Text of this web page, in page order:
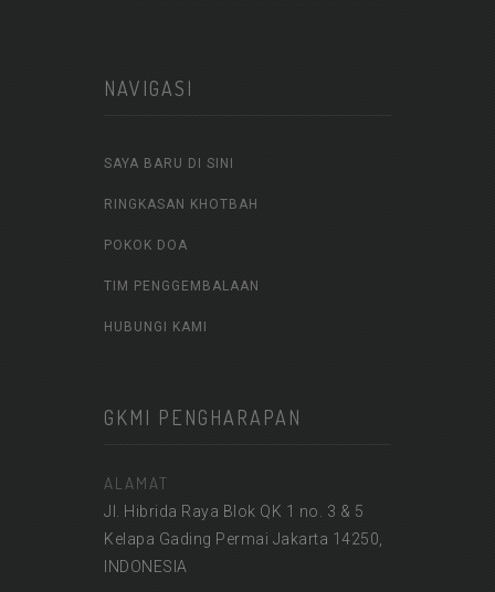
NAVIGASI
SAYA BARU DI SINI
RINGKASAN KHOTBAH
POKOK DOA
TIM PENGGEMBALAAN
HUBUNGI KAMI
GKMI PENGHARAPAN
ALAMAT
Jl. Hibrida Raya Blok QK 1 no. 3 & 5
Kelapa Gading Permai Jakarta 14250,
INDONESIA